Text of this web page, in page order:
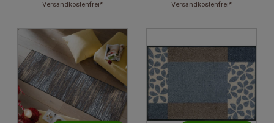
Versandkostenfrei*
Versandkostenfrei*